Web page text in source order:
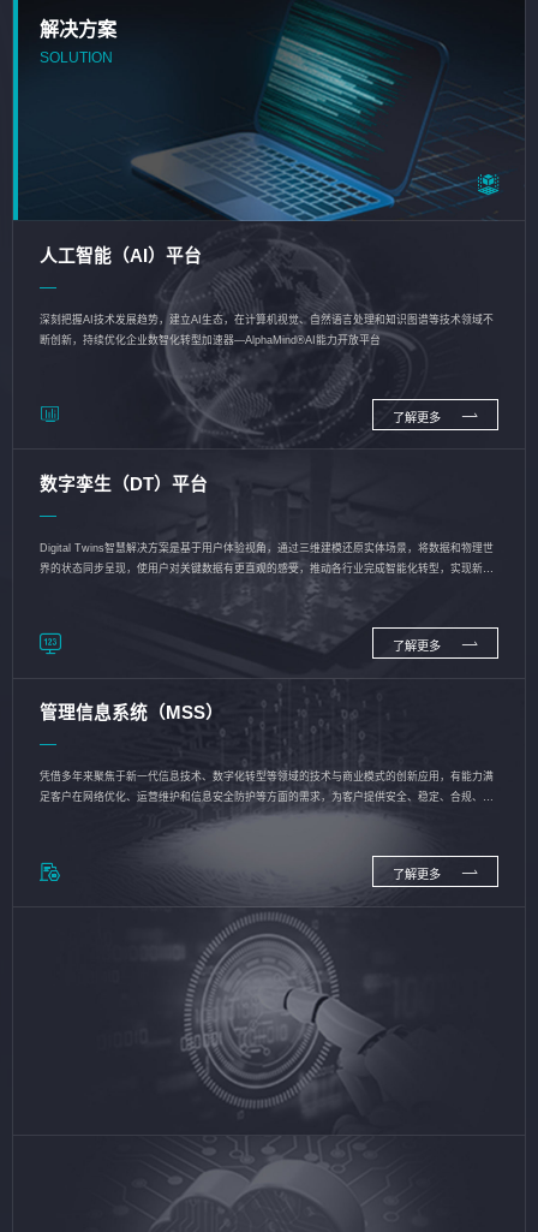
解决方案
SOLUTION
人工智能（AI）平台
深刻把握AI技术发展趋势，建立AI生态，在计算机视觉、自然语言处理和知识图谱等技术领域不
断创新，持续优化企业数智化转型加速器—AlphaMind®AI能力开放平台
了解更多
数字孪生（DT）平台
Digital Twins智慧解决方案是基于用户体验视角，通过三维建模还原实体场景，将数据和物理世
界的状态同步呈现，使用户对关键数据有更直观的感受，推动各行业完成智能化转型，实现新旧
了解更多
管理信息系统（MSS）
凭借多年来聚焦于新一代信息技术、数字化转型等领域的技术与商业模式的创新应用，有能力满
足客户在网络优化、运营维护和信息安全防护等方面的需求，为客户提供安全、稳定、合规、持
了解更多